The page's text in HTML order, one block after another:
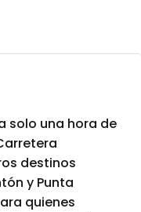
solo una hora de
destinos
y Punta
quienes